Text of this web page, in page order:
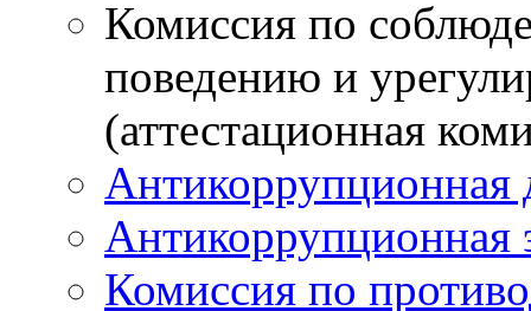
Комиссия по
поведению и
(аттестационная
Антикоррупционная
Антикоррупционная
Комиссия по